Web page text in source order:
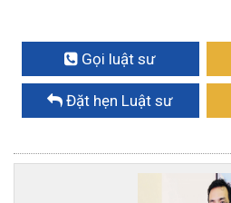
Gọi luật sư
Đặt hẹn Luật sư